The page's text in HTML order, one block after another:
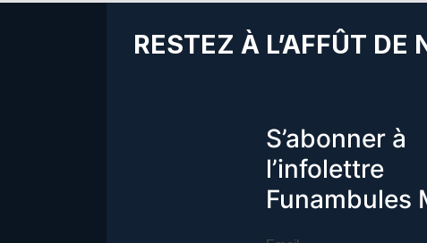
RESTEZ À L’AFFÛT
S’abonner à
l’infolettre
Funambules